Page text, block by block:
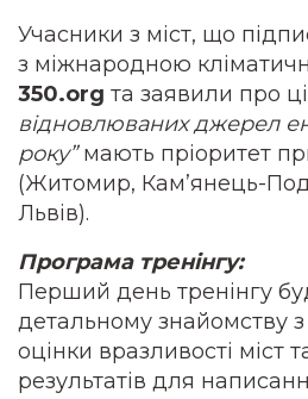
Учасники з міст, що
з міжнародною
350.org та заявили про
відновлюваних джерел
року”мають пріоритет
(Житомир, Кам’янець-
Львів).
Програма тренінгу:
Перший день тренінгу
детальному знайомству
оцінки вразливості міст
результатів для